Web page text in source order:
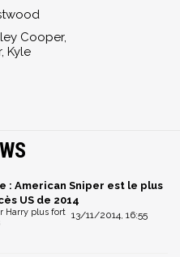
Cooper,
Kyle
: American Sniper est le plus
US de 2014
13/11/2014, 16:55
Harry plus fort